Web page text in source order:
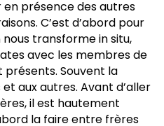
présence des autres
C’est d’abord pour
transforme in situ,
avec les membres de
Souvent la
aux autres. Avant d’aller
il est hautement
la faire entre frères